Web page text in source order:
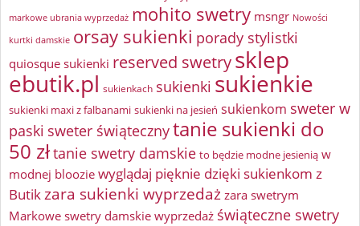
markowe ubrania wyprzedaż mohito swetry msngr Nowości
kurtki damskie orsay sukienki porady stylistki
quiosque sukienki reserved swetrysklep
ebutik.pl sukienkach sukienki sukienkie
sukienki maxi z falbanami sukienki na jesień sukienkom sweter w
paski sweter świątecznytanie sukienki do
50 złtanie swetry damskie to będzie modne jesienią w
modnej bloozie wyglądaj pięknie dzięki sukienkom z
Butikzara sukienki wyprzedażzara swetrym
Markowe swetry damskie wyprzedaż świąteczne swetry